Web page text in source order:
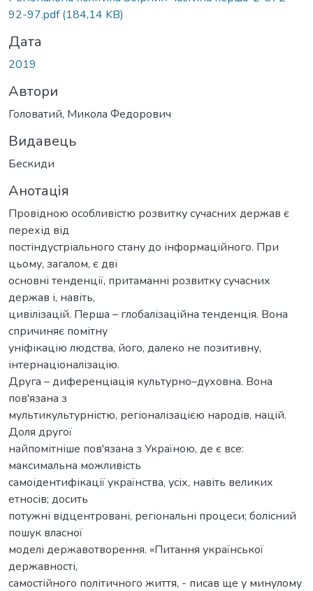
92-97.pdf(184,14 KB)
Дата
2019
Автори
Головатий, Микола Федорович
Видавець
Бескиди
Анотація
Провідною особливістю розвитку сучасних держав є
перехід від
постіндустріального стану до інформаційного. При
цьому, загалом, є дві
основні тенденції, притаманні розвитку сучасних
держав і, навіть,
цивілізацій. Перша – глобалізаційна тенденція. Вона
спричиняє помітну
уніфікацію людства, його, далеко не позитивну,
інтернаціоналізацію.
Друга – диференціація культурно–духовна. Вона
пов'язана з
мультикультурністю, регіоналізацією народів, націй.
Доля другої
найпомітніше пов'язана з Україною, де є все:
максимальна можливість
самоідентифікації українства, усіх, навіть великих
етносів; досить
потужні відцентровані, регіональні процеси; болісний
пошук власної
моделі державотворення. «Питання української
державності,
самостійного політичного життя, - писав ще у минулому